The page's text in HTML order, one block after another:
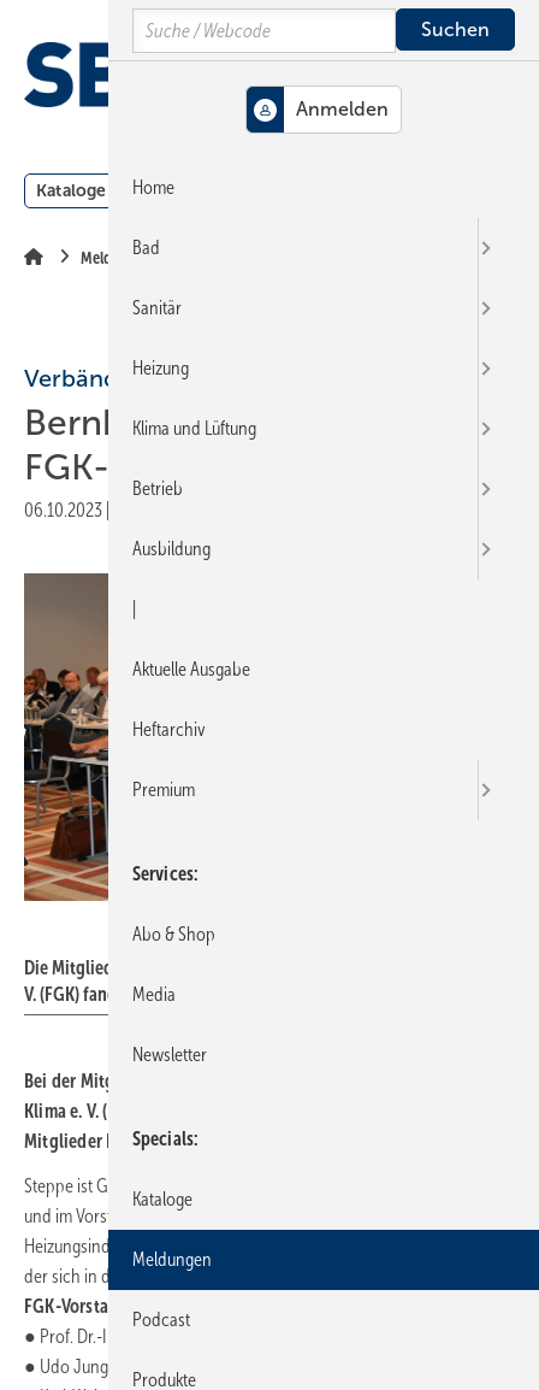
Hauptinhalt
Hauptmenü
SiteSearch
Kataloge Meldungen
Meldungen
Verbände
Bernhard Steppe neu in den
FGK-Vorstand gewählt
06.10.2023
Die Mitgliederversammlung des Fachverbandes Gebäude-Klima e.
V. (FGK) fand in diesem Jahr in Leipzig statt.
Bei der Mitgliederversammlung des Fachverbandes Gebäude-
Klima e. V. (FGK) am 15. September 2023 in Leipzig wählten die
Mitglieder Bernhard Steppe neu in den Vorstand.
Steppe ist Geschäftsführer Vertrieb bei der Wolf GmbH, Mainburg,
und im Vorstand des Bundesverbandes der Deutschen
Heizungsindustrie e. V. (BDH). Er tritt die Nachfolge von Uwe Glock an,
der sich in den Ruhestand verabschiedet hat. In ihren Ämtern
FGK-Vorstand bestätigt wurden
● Prof. Dr.-Ing. Ulrich Eser (Eser-Dittmann-Nehring & Partner GmbH),
● Udo Jung (TROX GmbH) und
Search
Home
Bad
Sanitär
Heizung
Klima und Lüftung
Betrieb
Ausbildung
Aktuelle Ausgabe
Heftarchiv
Premium
Services
Abo & Shop
Media
Newsletter
Specials
Kataloge
Meldungen
Podcast
Produkte